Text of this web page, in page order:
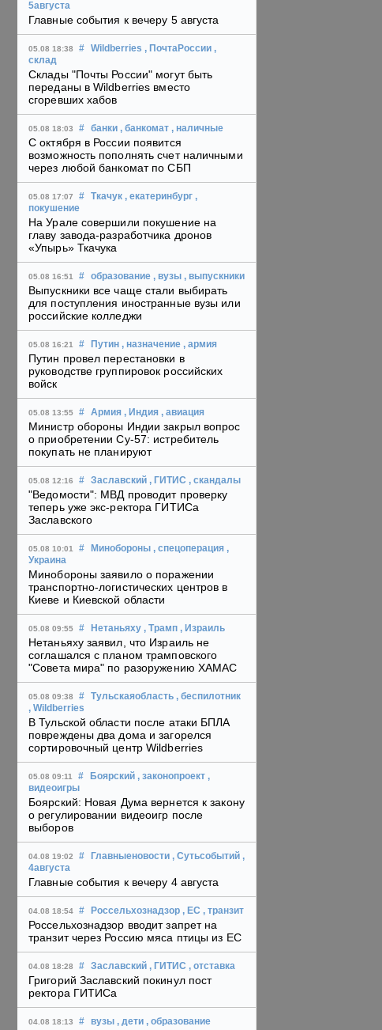
5августа
Главные события к вечеру 5 августа
05.08 18:38 # Wildberries , ПочтаРоссии ,
склад
Склады "Почты России" могут быть
переданы в Wildberries вместо
сгоревших хабов
05.08 18:03 # банки , банкомат , наличные
С октября в России появится
возможность пополнять счет наличными
через любой банкомат по СБП
05.08 17:07 # Ткачук , екатеринбург ,
покушение
На Урале совершили покушение на
главу завода-разработчика дронов
«Упырь» Ткачука
05.08 16:51 # образование , вузы , выпускники
Выпускники все чаще стали выбирать
для поступления иностранные вузы или
российские колледжи
05.08 16:21 # Путин , назначение , армия
Путин провел перестановки в
руководстве группировок российских
войск
05.08 13:55 # Армия , Индия , авиация
Министр обороны Индии закрыл вопрос
о приобретении Су-57: истребитель
покупать не планируют
05.08 12:16 # Заславский , ГИТИС , скандалы
"Ведомости": МВД проводит проверку
теперь уже экс-ректора ГИТИСа
Заславского
05.08 10:01 # Минобороны , спецоперация ,
Украина
Минобороны заявило о поражении
транспортно-логистических центров в
Киеве и Киевской области
05.08 09:55 # Нетаньяху , Трамп , Израиль
Нетаньяху заявил, что Израиль не
соглашался с планом трамповского
"Совета мира" по разоружению ХАМАС
05.08 09:38 # Тульскаяобласть , беспилотник
, Wildberries
В Тульской области после атаки БПЛА
повреждены два дома и загорелся
сортировочный центр Wildberries
05.08 09:11 # Боярский , законопроект ,
видеоигры
Боярский: Новая Дума вернется к закону
о регулировании видеоигр после
выборов
04.08 19:02 # Главныеновости , Сутьсобытий ,
4августа
Главные события к вечеру 4 августа
04.08 18:54 # Россельхознадзор , ЕС , транзит
Россельхознадзор вводит запрет на
транзит через Россию мяса птицы из ЕС
04.08 18:28 # Заславский , ГИТИС , отставка
Григорий Заславский покинул пост
ректора ГИТИСа
04.08 18:13 # вузы , дети , образование